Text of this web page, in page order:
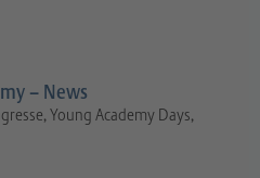
– News
Young Academy Days,